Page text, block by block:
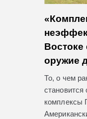
Востоке
оружие
То, о чем
комплексы